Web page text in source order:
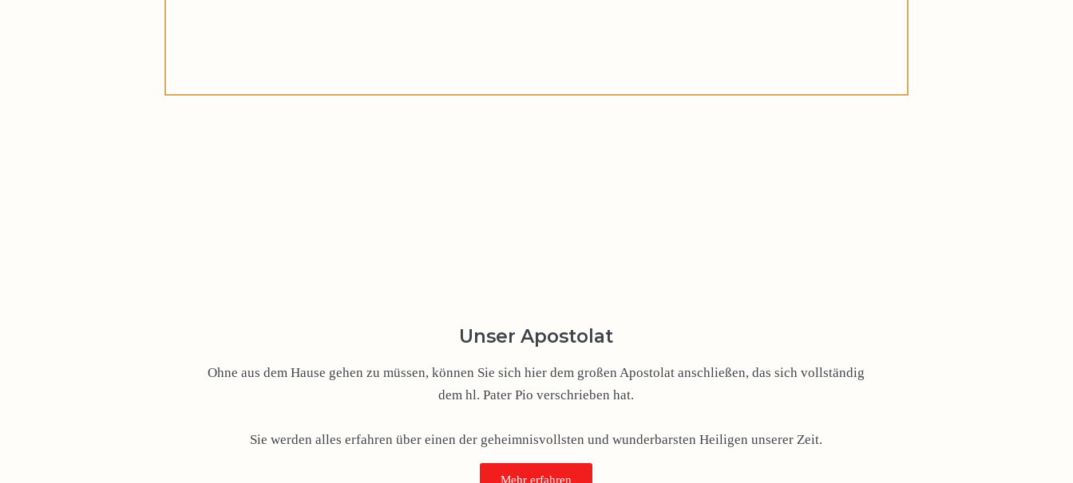
Unser Apostolat
Ohne aus dem Hause gehen zu müssen, können Sie sich hier dem großen Apostolat anschließen, das sich vollständig
dem hl. Pater Pio verschrieben hat.
Sie werden alles erfahren über einen der geheimnisvollsten und wunderbarsten Heiligen unserer Zeit.
Mehr erfahren